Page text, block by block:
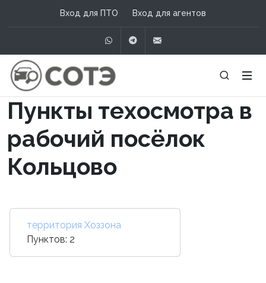
Вход для ПТО Вход для агентов
WhatsAppTelegram
Пункты техосмотра в
рабочий посёлок
Кольцово
территория Хоззона
Пунктов: 2